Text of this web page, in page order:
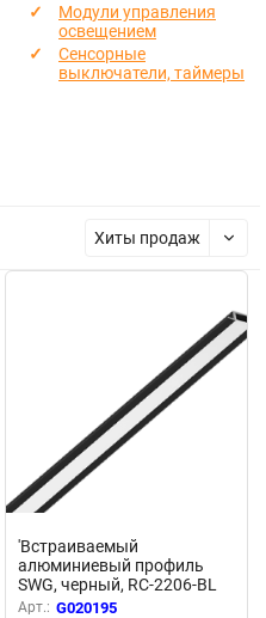
Модули управления
освещением
Сенсорные
выключатели, таймеры
Хиты продаж
'Встраиваемый
алюминиевый профиль
SWG, черный, RC-2206-BL
020195
Арт.: G020195